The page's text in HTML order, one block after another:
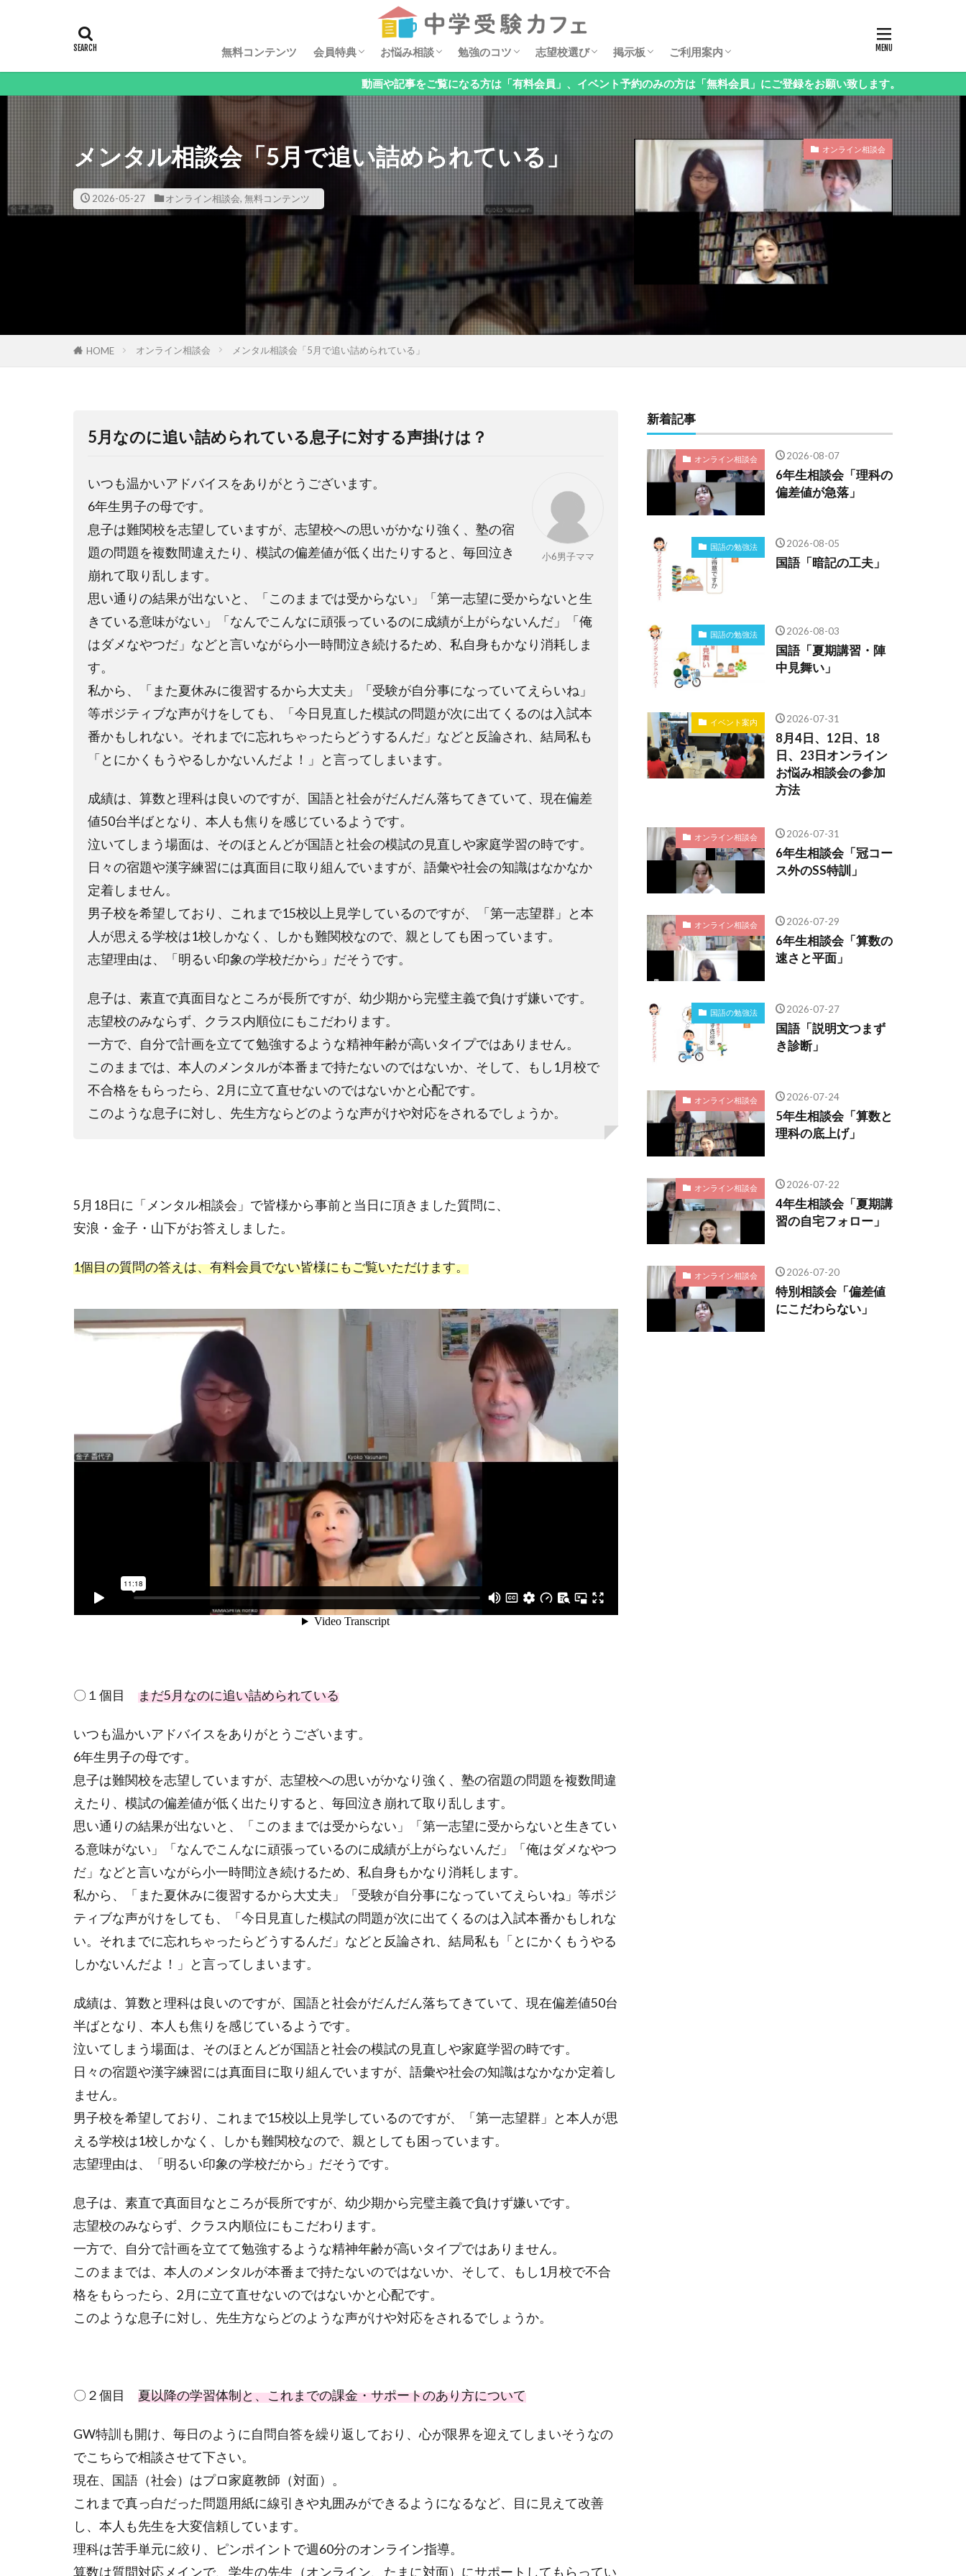
無料コンテンツ 会員特典
セミナー動画
ダウンロード特典
イベント案内
お悩み相談
安浪京子メッセージ
オンライン相談会
お悩みQ&A
勉強のコツ
算数の勉強法
親子でチェック！基礎の穴見つけ
国語の勉強法
理科の勉強法
公立中高一貫校の対策
オススメ学習漫画
志望校選び
過去問分析
中学・高校レポート
掲示板
掲示板パスコード
6年生保護者向け相談会
5年生保護者向け相談会
4年生保護者向け相談会
低学年（3年生以下）保護者向け相談会
お子様向け相談会
「関西・地方受験」保護者向け相談会
「国語」保護者向け相談会
「理科」保護者向け相談会
「公立中高一貫校」保護者向け相談会
「メンタル」保護者向け相談会
「その他」保護者向け相談会
ご利用案内
お申し込み方法・料金
ログイン・お知らせ
会員情報の変更
課金停止と退会の方法
ご利用方法Q&A
ログアウト
動画や記事をご覧になる方は「有料会員」、イベント予約のみの方は「無料会員」にご登録をお願い致します。
メンタル相談会「5月で追い詰められている」
2026-05-27 オンライン相談会, 無料コンテンツ
オンライン相談会
HOME オンライン相談会 メンタル相談会「5月で追い詰められている」
5月なのに追い詰められている息子に対する声掛けは？
小6男子ママ
いつも温かいアドバイスをありがとうございます。
6年生男子の母です。
息子は難関校を志望していますが、志望校への思いがかなり強く、塾の宿
題の問題を複数間違えたり、模試の偏差値が低く出たりすると、毎回泣き
崩れて取り乱します。
思い通りの結果が出ないと、「このままでは受からない」「第一志望に受からないと生
きている意味がない」「なんでこんなに頑張っているのに成績が上がらないんだ」「俺
はダメなやつだ」などと言いながら小一時間泣き続けるため、私自身もかなり消耗しま
す。
私から、「また夏休みに復習するから大丈夫」「受験が自分事になっていてえらいね」
等ポジティブな声がけをしても、「今日見直した模試の問題が次に出てくるのは入試本
番かもしれない。それまでに忘れちゃったらどうするんだ」などと反論され、結局私も
「とにかくもうやるしかないんだよ！」と言ってしまいます。
成績は、算数と理科は良いのですが、国語と社会がだんだん落ちてきていて、現在偏差
値50台半ばとなり、本人も焦りを感じているようです。
泣いてしまう場面は、そのほとんどが国語と社会の模試の見直しや家庭学習の時です。
日々の宿題や漢字練習には真面目に取り組んでいますが、語彙や社会の知識はなかなか
定着しません。
男子校を希望しており、これまで15校以上見学しているのですが、「第一志望群」と本
人が思える学校は1校しかなく、しかも難関校なので、親としても困っています。
志望理由は、「明るい印象の学校だから」だそうです。
息子は、素直で真面目なところが長所ですが、幼少期から完璧主義で負けず嫌いです。
志望校のみならず、クラス内順位にもこだわります。
一方で、自分で計画を立てて勉強するような精神年齢が高いタイプではありません。
このままでは、本人のメンタルが本番まで持たないのではないか、そして、もし1月校で
不合格をもらったら、2月に立て直せないのではないかと心配です。
このような息子に対し、先生方ならどのような声がけや対応をされるでしょうか。
5月18日に「メンタル相談会」で皆様から事前と当日に頂きました質問に、
安浪・金子・山下がお答えしました。
1個目の質問の答えは、有料会員でない皆様にもご覧いただけます。
〇１個目 まだ5月なのに追い詰められている
いつも温かいアドバイスをありがとうございます。
6年生男子の母です。
息子は難関校を志望していますが、志望校への思いがかなり強く、塾の宿題の問題を複数間違
えたり、模試の偏差値が低く出たりすると、毎回泣き崩れて取り乱します。
思い通りの結果が出ないと、「このままでは受からない」「第一志望に受からないと生きてい
る意味がない」「なんでこんなに頑張っているのに成績が上がらないんだ」「俺はダメなやつ
だ」などと言いながら小一時間泣き続けるため、私自身もかなり消耗します。
私から、「また夏休みに復習するから大丈夫」「受験が自分事になっていてえらいね」等ポジ
ティブな声がけをしても、「今日見直した模試の問題が次に出てくるのは入試本番かもしれな
い。それまでに忘れちゃったらどうするんだ」などと反論され、結局私も「とにかくもうやる
しかないんだよ！」と言ってしまいます。
成績は、算数と理科は良いのですが、国語と社会がだんだん落ちてきていて、現在偏差値50台
半ばとなり、本人も焦りを感じているようです。
泣いてしまう場面は、そのほとんどが国語と社会の模試の見直しや家庭学習の時です。
日々の宿題や漢字練習には真面目に取り組んでいますが、語彙や社会の知識はなかなか定着し
ません。
男子校を希望しており、これまで15校以上見学しているのですが、「第一志望群」と本人が思
える学校は1校しかなく、しかも難関校なので、親としても困っています。
志望理由は、「明るい印象の学校だから」だそうです。
息子は、素直で真面目なところが長所ですが、幼少期から完璧主義で負けず嫌いです。
志望校のみならず、クラス内順位にもこだわります。
一方で、自分で計画を立てて勉強するような精神年齢が高いタイプではありません。
このままでは、本人のメンタルが本番まで持たないのではないか、そして、もし1月校で不合
格をもらったら、2月に立て直せないのではないかと心配です。
このような息子に対し、先生方ならどのような声がけや対応をされるでしょうか。
〇２個目 夏以降の学習体制と、これまでの課金・サポートのあり方について
GW特訓も開け、毎日のように自問自答を繰り返しており、心が限界を迎えてしまいそうなの
でこちらで相談させて下さい。
現在、国語（社会）はプロ家庭教師（対面）。
これまで真っ白だった問題用紙に線引きや丸囲みができるようになるなど、目に見えて改善
し、本人も先生を大変信頼しています。
理科は苦手単元に絞り、ピンポイントで週60分のオンライン指導。
算数は質問対応メインで、学生の先生（オンライン、たまに対面）にサポートしてもらってい
新着記事
オンライン相談会 2026-08-07
6年生相談会「理科の
偏差値が急落」
国語の勉強法 2026-08-05
国語「暗記の工夫」
国語の勉強法 2026-08-03
国語「夏期講習・陣
中見舞い」
イベント案内 2026-07-31
8月4日、12日、18
日、23日オンライン
お悩み相談会の参加
方法
オンライン相談会 2026-07-31
6年生相談会「冠コー
ス外のSS特訓」
オンライン相談会 2026-07-29
6年生相談会「算数の
速さと平面」
国語の勉強法 2026-07-27
国語「説明文つまず
き診断」
オンライン相談会 2026-07-24
5年生相談会「算数と
理科の底上げ」
オンライン相談会 2026-07-22
4年生相談会「夏期講
習の自宅フォロー」
オンライン相談会 2026-07-20
特別相談会「偏差値
にこだわらない」
セミナー動画
ダウンロード特典
イベント案内安浪京子メッセージ
オンライン相談会
お悩みQ&A 算数の勉強法
親子でチェック！基礎の穴見つけ
国語の勉強法
理科の勉強法
公立中高一貫校の対策
オススメ学習漫画
検索